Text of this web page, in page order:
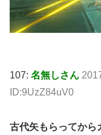
107: 名無しさん
ID:9UzZ84uV0
古代矢もらってから